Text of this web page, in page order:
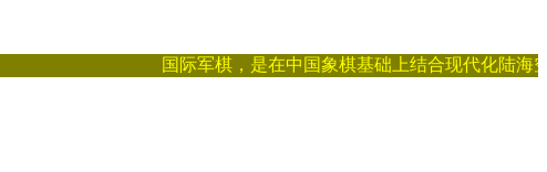
国际军棋，是在中国象棋基础上结合现代化陆海空战